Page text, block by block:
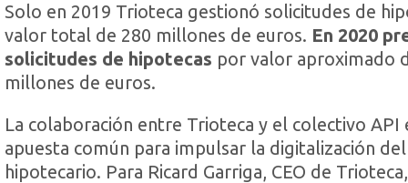
Solo en 2019 Trioteca gestionó solicitudes de
valor total de 280 millones de euros. En 2020
solicitudes de hipotecas por valor aproximado
millones de euros.
La colaboración entre Trioteca y el colectivo
apuesta común para impulsar la digitalización
hipotecario. Para Ricard Garriga, CEO de